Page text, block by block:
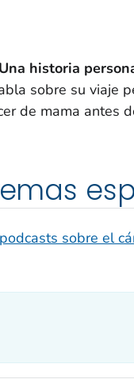
historia
sobre su viaje
de mama antes
podcasts sobre el